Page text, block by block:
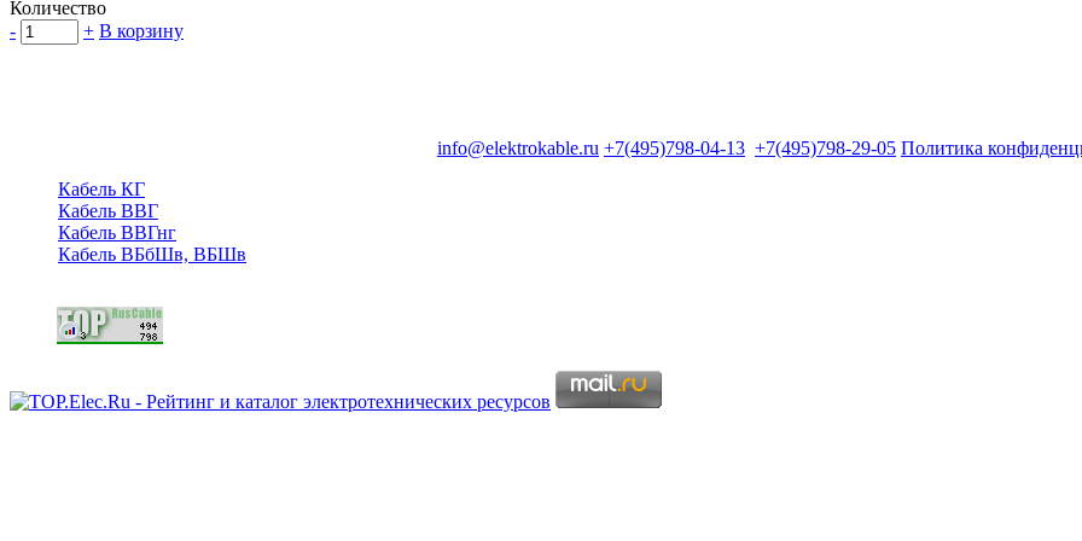
Количество
-
+ В корзину
info@elektrokable.ru +7(495)798-04-13 +7(495)798-29-05 Политика
Кабель КГ
Кабель ВВГ
Кабель ВВГнг
Кабель ВБбШв, ВБШв